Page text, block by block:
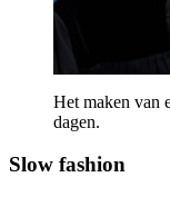
Het maken van
dagen.
Slow fashion